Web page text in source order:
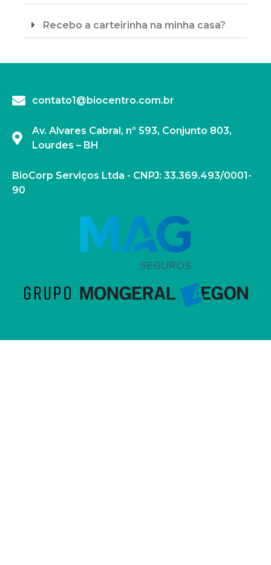
Recebo a carteirinha na minha casa?
contato1@biocentro.com.br
Av. Alvares Cabral, nº 593, Conjunto 803,
Lourdes – BH
BioCorp Serviços Ltda - CNPJ: 33.369.493/0001-
90